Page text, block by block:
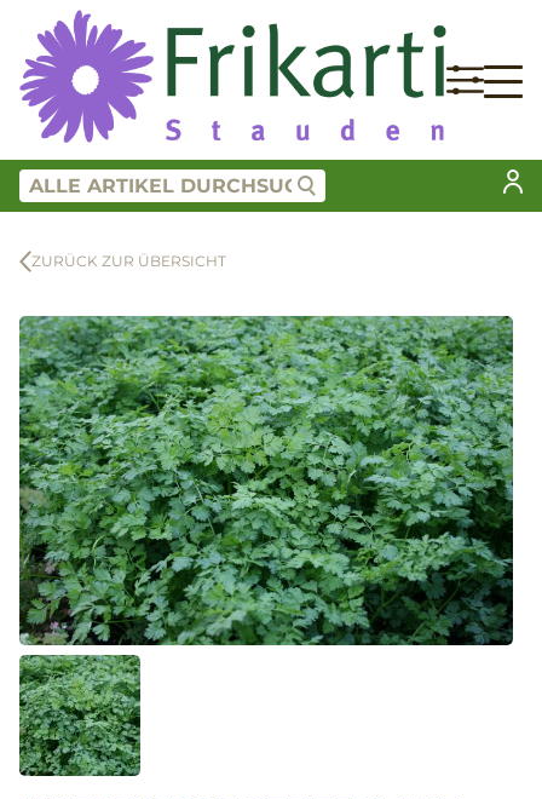
ZURÜCK ZUR ÜBERSICHT